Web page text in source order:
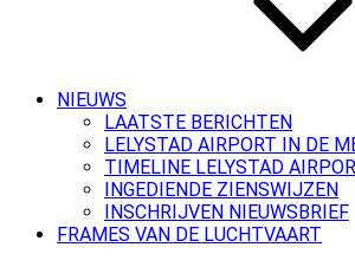
NIEUWS
LAATSTE BERICHTEN
LELYSTAD AIRPORT IN DE
TIMELINE LELYSTAD
INGEDIENDE ZIENSWIJZEN
INSCHRIJVEN NIEUWSBRIEF
FRAMES VAN DE LUCHTVAART